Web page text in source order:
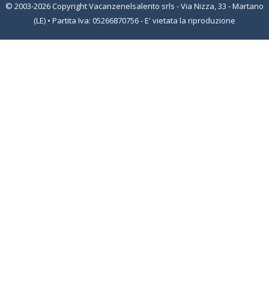
© 2003-2026 Copyright Vacanzenelsalento srls - Via Nizza, 33 - Martano
(LE) • Partita Iva: 05266870756 - E' vietata la riproduzione